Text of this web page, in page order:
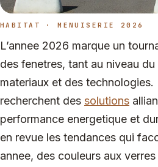
HABITAT · MENUISERIE 2026
L’annee 2026 marque un
des fenetres, tant au niveau
materiaux et des technologies.
recherchent des solutions
performance energetique et
en revue les tendances qui
annee, des couleurs aux